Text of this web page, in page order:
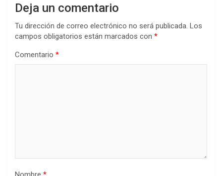
Deja un comentario
Tu dirección de correo electrónico no será publicada. Los
campos obligatorios están marcados con *
Comentario *